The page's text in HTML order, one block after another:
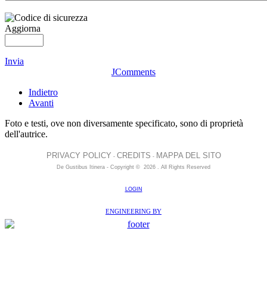
Aggiorna
Invia
JComments
Indietro
Avanti
Foto e testi, ove non diversamente specificato, sono di proprietà
dell'autrice.
PRIVACY POLICY - CREDITS - MAPPA DEL SITO
De Gustibus Itinera - Copyright © 2026 . All Rights Reserved
LOGIN
ENGINEERING BY